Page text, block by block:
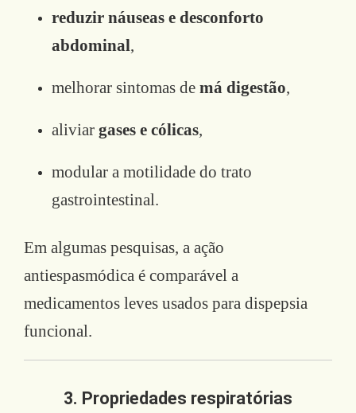
reduzir náuseas e desconforto
abdominal,
melhorar sintomas de má digestão,
aliviar gases e cólicas,
modular a motilidade do trato
gastrointestinal.
Em algumas pesquisas, a ação
antiespasmódica é comparável a
medicamentos leves usados para dispepsia
funcional.
3. Propriedades respiratórias